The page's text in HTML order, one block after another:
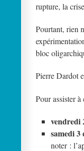
rupture, la
Pourtant, rien
bloc
Pierre Dardot
Pour assister
vendredi
samedi 3
noter :